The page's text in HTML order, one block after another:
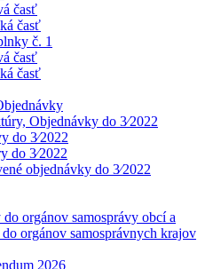
časť
časť
č. 1
časť
časť
Objednávky do 3⁄2022
do 3⁄2022
do 3⁄2022
objednávky do 3⁄2022
orgánov samosprávy obcí a
orgánov samosprávnych krajov
2026